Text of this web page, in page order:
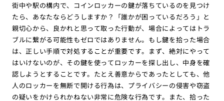
街中や駅の構内で、コインロッカーの鍵が落ちているのを見つけ
たら、あなたならどうしますか？「誰かが困っているだろう」と
親切心から、良かれと思って取った行動が、場合によってはトラ
ブルに繋がる可能性もゼロではありません。もし鍵を拾った場合
は、正しい手順で対処することが重要です。まず、絶対にやって
はいけないのが、その鍵を使ってロッカーを探し出し、中身を確
認しようとすることです。たとえ善意からであったとしても、他
人のロッカーを無断で開ける行為は、プライバシーの侵害や窃盗
の疑いをかけられかねない非常に危険な行為です。また、拾った